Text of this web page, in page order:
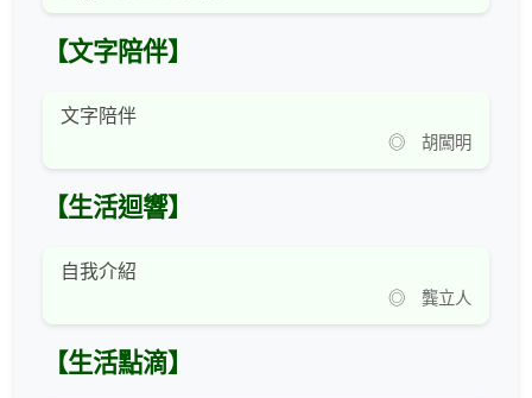
【文字陪伴】
文字陪伴
◎ 胡闖明
【生活迴響】
自我介紹
◎ 龔立人
【生活點滴】